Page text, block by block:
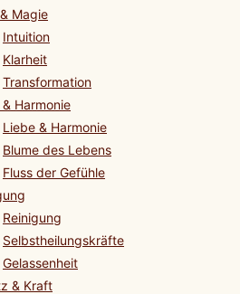
Magie
Intuition
Klarheit
Transformation
Harmonie
Liebe & Harmonie
Blume des Lebens
Fluss der Gefühle
Reinigung
Selbstheilungskräfte
Gelassenheit
& Kraft